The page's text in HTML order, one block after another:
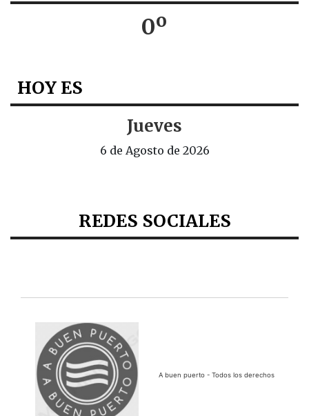
0º
HOY ES
Jueves
6 de Agosto de 2026
REDES SOCIALES
A buen puerto - Todos los derechos